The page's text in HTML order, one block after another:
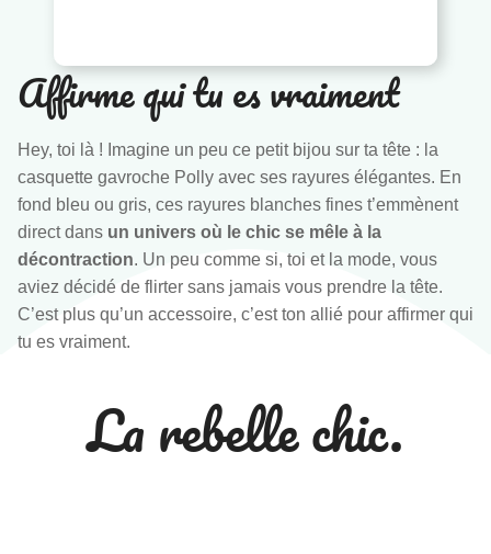
Affirme qui tu es vraiment
Hey, toi là ! Imagine un peu ce petit bijou sur ta tête : la
casquette gavroche Polly avec ses rayures élégantes. En
fond bleu ou gris, ces rayures blanches fines t’emmènent
direct dans un univers où le chic se mêle à la
décontraction. Un peu comme si, toi et la mode, vous
aviez décidé de flirter sans jamais vous prendre la tête.
C’est plus qu’un accessoire, c’est ton allié pour affirmer qui
tu es vraiment.
La rebelle chic.